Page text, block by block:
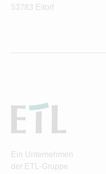
53783 Eitorf
Ein Unternehmen
der ETL-Gruppe